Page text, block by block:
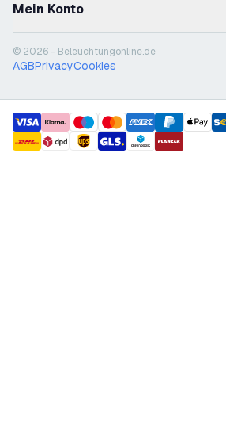
Mein Konto
© 2026 - Beleuchtungonline.de
AGBPrivacyCookies
payment methods
shipment methods